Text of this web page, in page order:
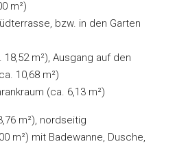
m²)
bzw. in den Garten
18,52 m²), Ausgang auf den
10,68 m²)
(ca. 6,13 m²)
m²), nordseitig
m²) mit Badewanne, Dusche,